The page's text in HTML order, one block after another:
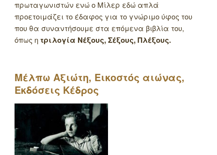
πρωταγωνιστών ενώ ο Μίλερ εδώ απλά
προετοιμάζει το έδαφος για το γνώριμο ύφος του
που θα συναντήσουμε στα επόμενα βιβλία του,
όπως η τριλογία Νέξους, Σέξους, Πλέξους.
Μέλπω Αξιώτη, Εικοστός αιώνας,
Εκδόσεις Κέδρος